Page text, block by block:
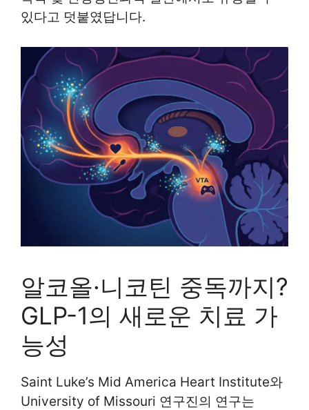
있다고 덧붙였답니다.
알코올·니코틴 중독까지?
GLP-1의 새로운 치료 가
능성
Saint Luke’s Mid America Heart Institute와
University of Missouri 연구진의 연구는